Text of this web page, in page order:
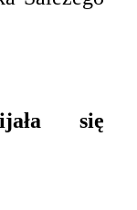
się